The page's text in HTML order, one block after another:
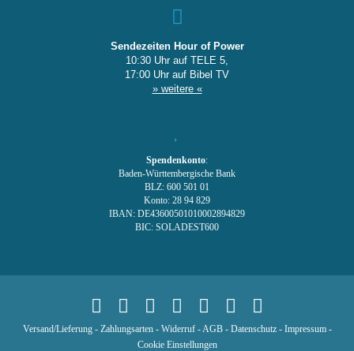
Sendezeiten Hour of Power
10:30 Uhr auf TELE 5,
17:00 Uhr auf Bibel TV
» weitere «
Spendenkonto:
Baden-Württembergische Bank
BLZ: 600 501 01
Konto: 28 94 829
IBAN: DE43600501010002894829
BIC: SOLADEST600
Versand/Lieferung- Zahlungsarten- Widerruf-AGB- Datenschutz- Impressum-
Cookie Einstellungen